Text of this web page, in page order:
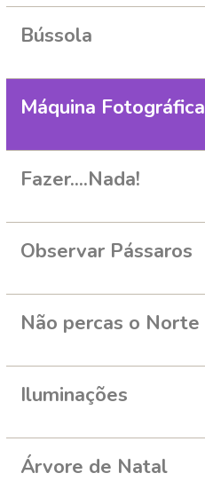
Bússola
Máquina Fotográfica
Fazer....Nada!
Observar Pássaros
Não percas o Norte
Iluminações
Árvore de Natal